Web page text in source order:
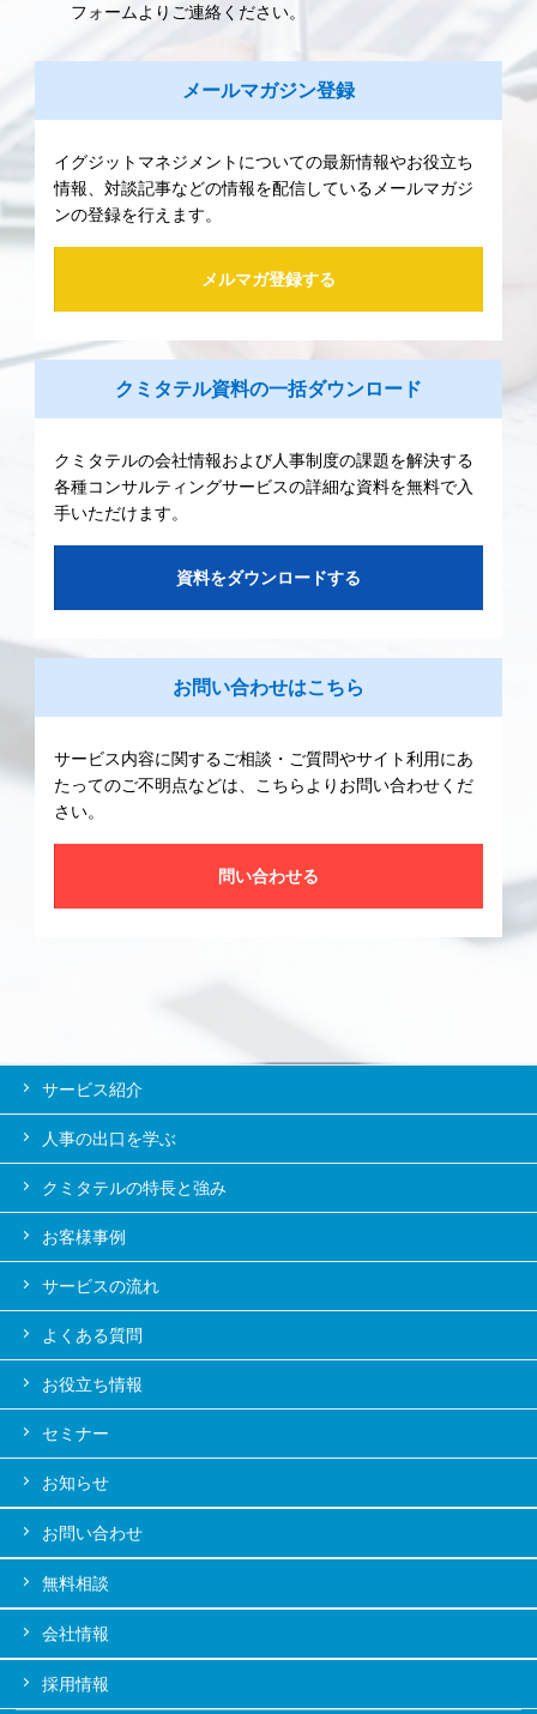
フォームよりご連絡ください。
メールマガジン登録
イグジットマネジメントについての最新情報やお役立ち
情報、対談記事などの情報を配信しているメールマガジ
ンの登録を行えます。
メルマガ登録する
クミタテル資料の一括ダウンロード
クミタテルの会社情報および人事制度の課題を解決する
各種コンサルティングサービスの詳細な資料を無料で入
手いただけます。
資料をダウンロードする
お問い合わせはこちら
サービス内容に関するご相談・ご質問やサイト利用にあ
たってのご不明点などは、こちらよりお問い合わせくだ
さい。
問い合わせる
サービス紹介
人事の出口を学ぶ
クミタテルの特長と強み
お客様事例
サービスの流れ
よくある質問
お役立ち情報
セミナー
お知らせ
お問い合わせ
無料相談
会社情報
採用情報